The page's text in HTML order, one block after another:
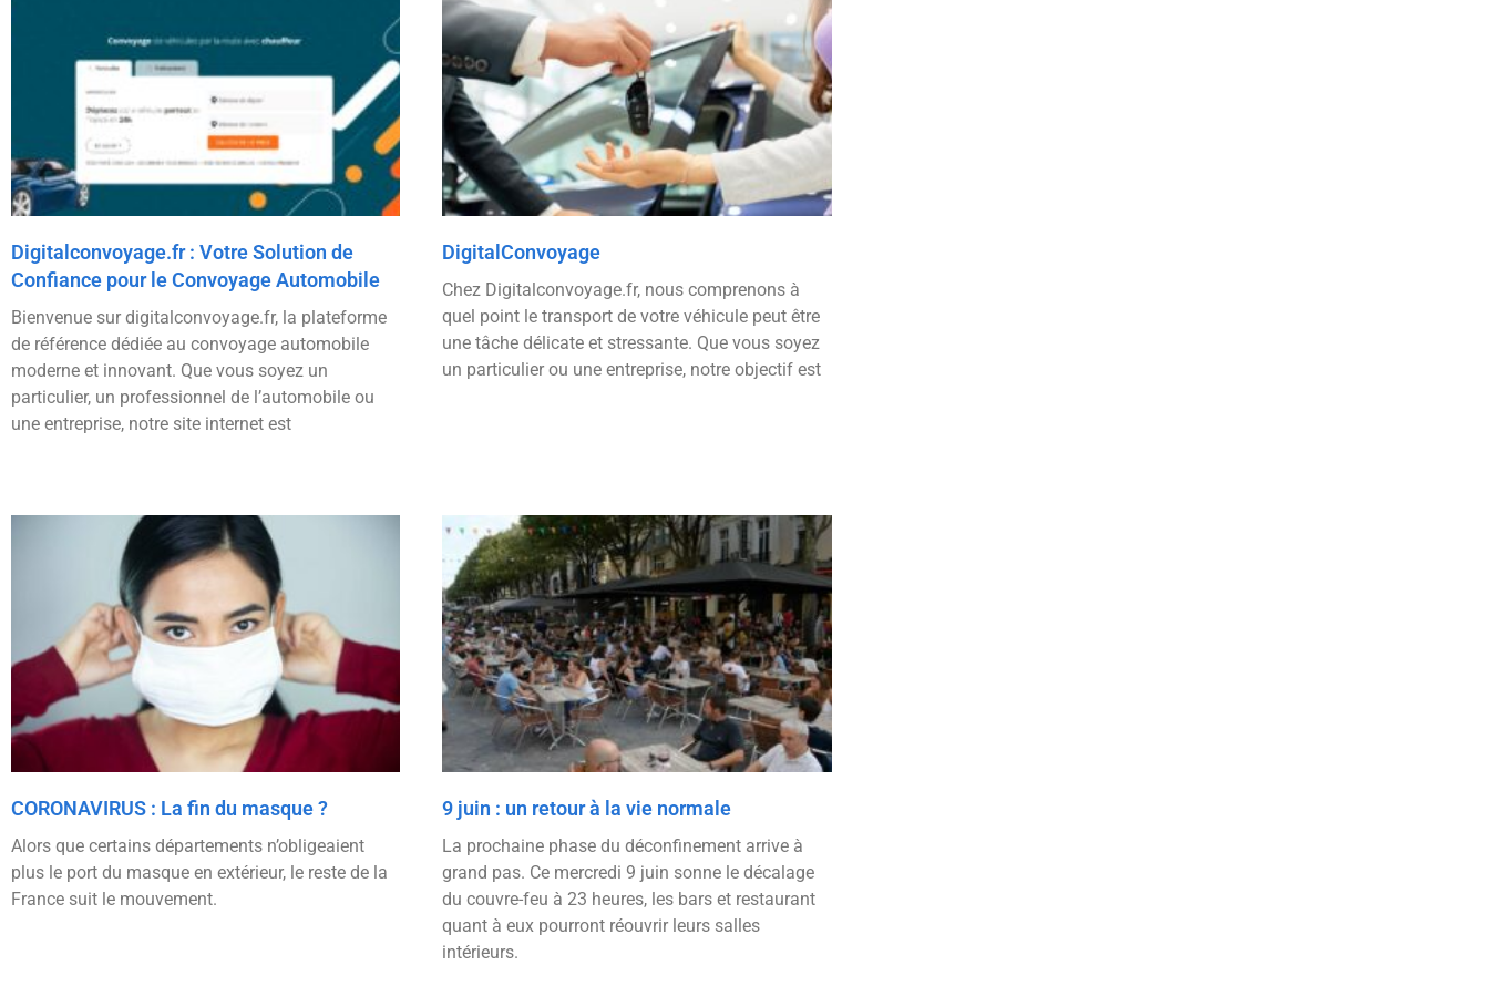
Digitalconvoyage.fr : Votre Solution de
Confiance pour le Convoyage Automobile
Bienvenue sur digitalconvoyage.fr, la plateforme
de référence dédiée au convoyage automobile
moderne et innovant. Que vous soyez un
particulier, un professionnel de l’automobile ou
une entreprise, notre site internet est
DigitalConvoyage
Chez Digitalconvoyage.fr, nous comprenons à
quel point le transport de votre véhicule peut être
une tâche délicate et stressante. Que vous soyez
un particulier ou une entreprise, notre objectif est
CORONAVIRUS : La fin du masque ?
Alors que certains départements n’obligeaient
plus le port du masque en extérieur, le reste de la
France suit le mouvement.
9 juin : un retour à la vie normale
La prochaine phase du déconfinement arrive à
grand pas. Ce mercredi 9 juin sonne le décalage
du couvre-feu à 23 heures, les bars et restaurant
quant à eux pourront réouvrir leurs salles
intérieurs.